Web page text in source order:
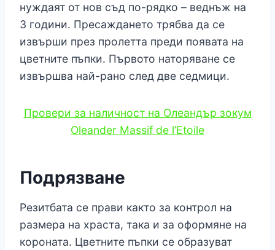
нуждаят от нов съд по-рядко – веднъж на
3 години. Пресаждането трябва да се
извърши през пролетта преди появата на
цветните пъпки. Първото наторяване се
извършва най-рано след две седмици.
Провери за наличност на Олеандър зокум
Oleander Massif de l’Etoile
Подрязване
Резитбата се прави както за контрол на
размера на храста, така и за оформяне на
короната. Цветните пъпки се образуват